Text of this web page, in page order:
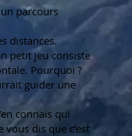
parcours
distances.
petit jeu consiste
Pourquoi ?
guider une
connais qui
dis que c’est